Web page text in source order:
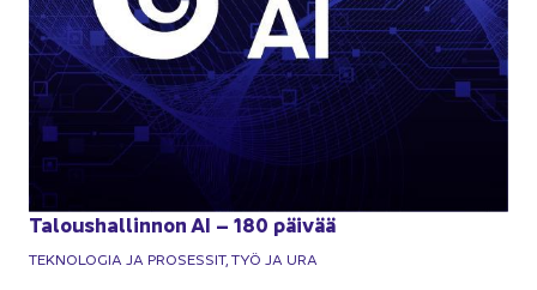
Ta­lous­hal­lin­non AI – 180 päi­vää
TEK­NO­LO­GIA JA PRO­SES­SIT, TYÖ JA URA